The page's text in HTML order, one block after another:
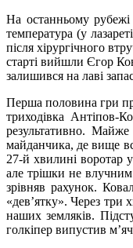
На останньому
температура (у
після хірургічного
старті вийшли Єгор
залишився на лаві
Перша половина гри
триходівка Антіпов-
результативно.
майданчика, де вище
27-й хвилині воротар
але трішки не
зрівняв рахунок.
«дев’ятку». Через
наших земляків.
голкіпер випустив